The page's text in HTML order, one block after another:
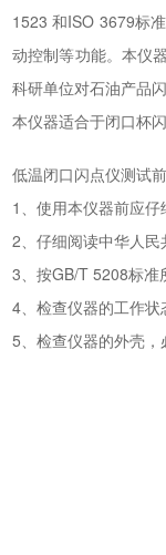
1523 和ISO 3679标
动控制等功能。本仪
科研单位对石油产品闪
本仪器适合于闭口杯
低温闭口闪点仪测试
1、使用本仪器前应仔
2、仔细阅读中华人
3、按GB/T 5208标准
4、检查仪器的工作状
5、检查仪器的外壳，